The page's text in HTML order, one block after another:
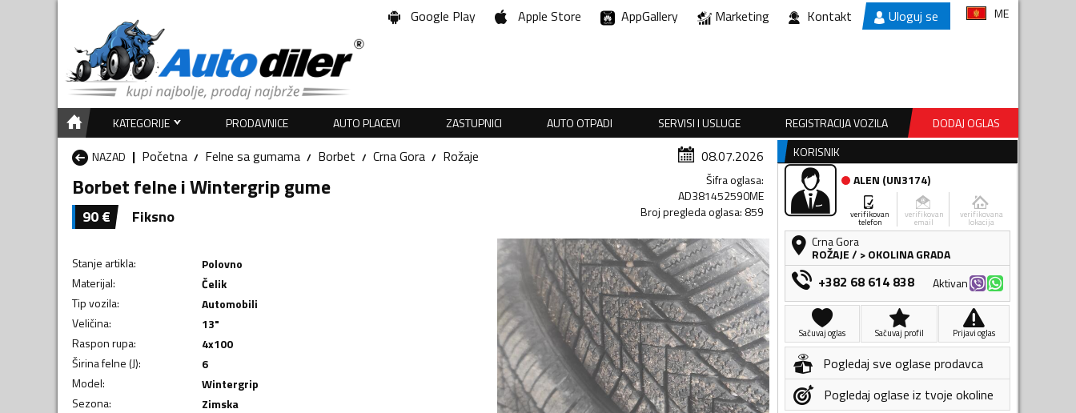
Google Play Apple Store AppGallery Marketing Kontakt Uloguj se ME
KATEGORIJE PRODAVNICE AUTO PLACEVI ZASTUPNICI AUTO OTPADI SERVISI I USLUGE REGISTRACIJA VOZILA
DODAJ OGLAS
NAZAD
Početna Felne sa gumama Borbet Crna Gora Rožaje 08.07.2026
Borbet felne i Wintergrip gume
90€ Fiksno
Šifra oglasa:
AD381452590ME
Broj pregleda oglasa: 859
Stanje artikla:
Polovno
Materijal:
Čelik
Tip vozila:
Automobili
Veličina:
13"
Raspon rupa:
4x100
Širina felne (J):
6
Model:
Wintergrip
Sezona:
Zimska
KORISNIK
ALEN (UN3174)
verifikovan
telefon
verifikovan
email
verifikovana
lokacija
Crna Gora
ROŽAJE/ > OKOLINA GRADA
+382 68 614 838 Aktivan
Sačuvaj oglas Sačuvaj profil Prijavi oglas
Pogledaj sve oglase prodavca
Pogledaj oglase iz tvoje okoline